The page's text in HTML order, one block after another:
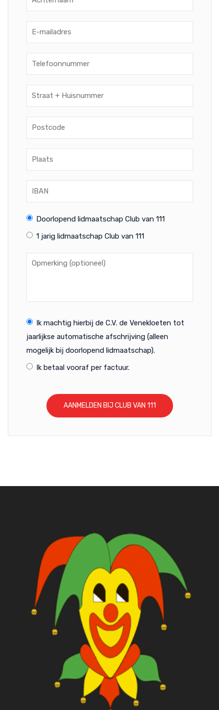
Doorlopend lidmaatschap Club van 111
1 jarig lidmaatschap Club van 111
Ik machtig hierbij de C.V. de Venekloeten tot
jaarlijkse automatische afschrijving (alleen
mogelijk bij doorlopend lidmaatschap).
Ik betaal vooraf per factuur.